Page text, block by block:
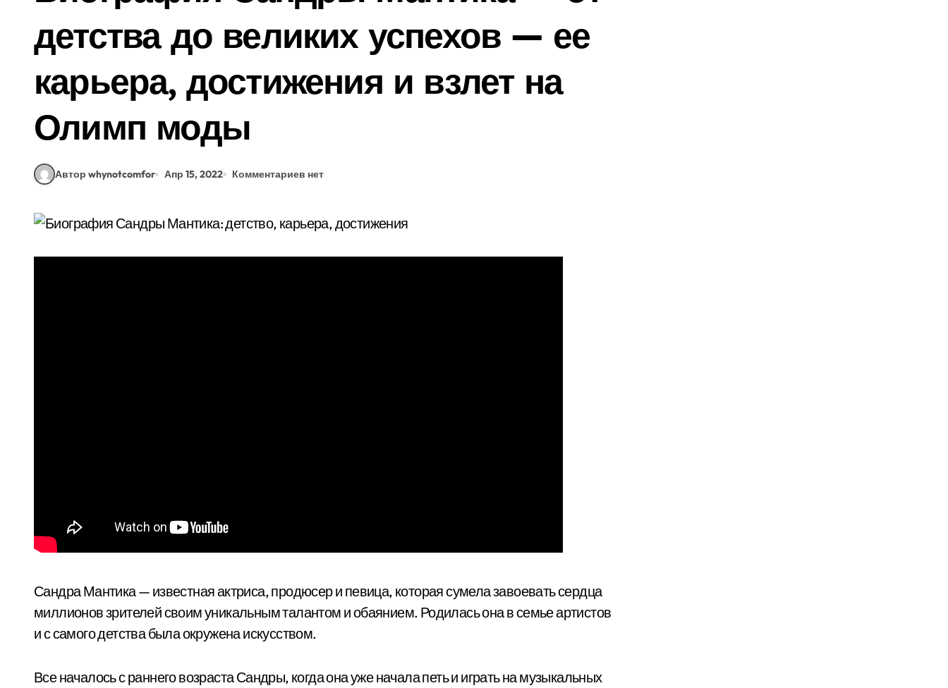
детства до великих успехов — ее
карьера, достижения и взлет на
Олимп моды
Автор whynotcomfor Апр 15, 2022 Комментариев нет
Сандра Мантика — известная актриса, продюсер и певица, которая сумела завоевать сердца
миллионов зрителей своим уникальным талантом и обаянием. Родилась она в семье артистов
и с самого детства была окружена искусством.
Все началось с раннего возраста Сандры, когда она уже начала петь и играть на музыкальных